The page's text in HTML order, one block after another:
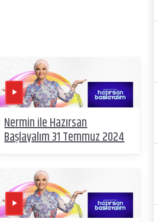
Nermin ile Hazırsan
Başlayalım 31 Temmuz 2024